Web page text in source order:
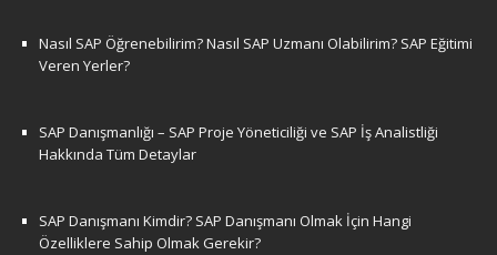
Nasıl SAP Öğrenebilirim? Nasıl SAP Uzmanı Olabilirim? SAP Eğitimi
Veren Yerler?
SAP Danışmanlığı – SAP Proje Yöneticiliği ve SAP İş Analistliği
Hakkında Tüm Detaylar
SAP Danışmanı Kimdir? SAP Danışmanı Olmak İçin Hangi
Özelliklere Sahip Olmak Gerekir?